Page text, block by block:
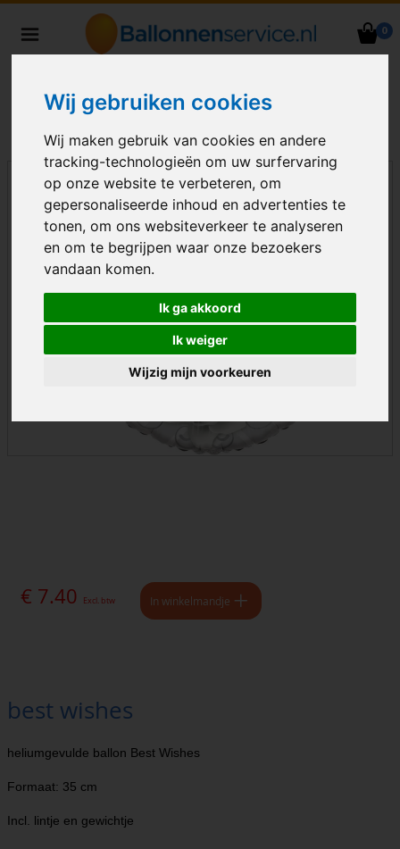
Wij gebruiken cookies
Wij maken gebruik van cookies en andere
tracking-technologieën om uw surfervaring
op onze website te verbeteren, om
gepersonaliseerde inhoud en advertenties te
tonen, om ons websiteverkeer te analyseren
en om te begrijpen waar onze bezoekers
vandaan komen.
Ik ga akkoord
Ik weiger
Wijzig mijn voorkeuren
0
Nederland
€ 7.40 Excl. btw In winkelmandje
best wishes
heliumgevulde ballon Best Wishes
Formaat: 35 cm
Incl. lintje en gewichtje